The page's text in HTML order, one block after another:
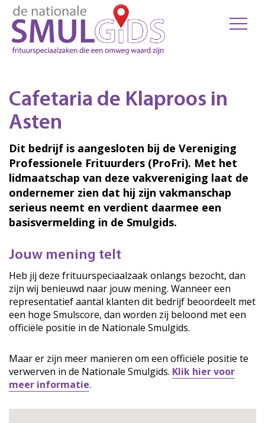
Cafetaria de Klaproos in
Asten
Dit bedrijf is aangesloten bij de Vereniging
Professionele Frituurders (ProFri). Met het
lidmaatschap van deze vakvereniging laat de
ondernemer zien dat hij zijn vakmanschap
serieus neemt en verdient daarmee een
basisvermelding in de Smulgids.
Jouw mening telt
Heb jij deze frituurspeciaalzaak onlangs bezocht, dan
zijn wij benieuwd naar jouw mening. Wanneer een
representatief aantal klanten dit bedrijf beoordeelt met
een hoge Smulscore, dan worden zij beloond met een
officiële positie in de Nationale Smulgids.
Maar er zijn meer manieren om een officiële positie te
verwerven in de Nationale Smulgids. Klik hier voor
meer informatie.